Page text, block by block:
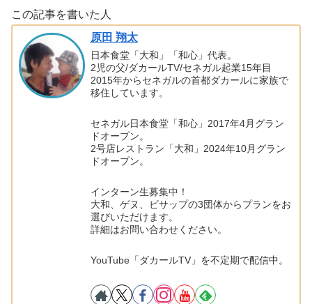
この記事を書いた人
原田 翔太
日本食堂「大和」「和心」代表。
2児の父/ダカールTV/セネガル起業15年目
2015年からセネガルの首都ダカールに家族で
移住しています。
セネガル日本食堂「和心」2017年4月グラン
ドオープン。
2号店レストラン「大和」2024年10月グラン
ドオープン。
インターン生募集中！
大和、ゲヌ、ビサップの3団体からプランをお
選びいただけます。
詳細はお問い合わせください。
YouTube「ダカールTV」を不定期で配信中。